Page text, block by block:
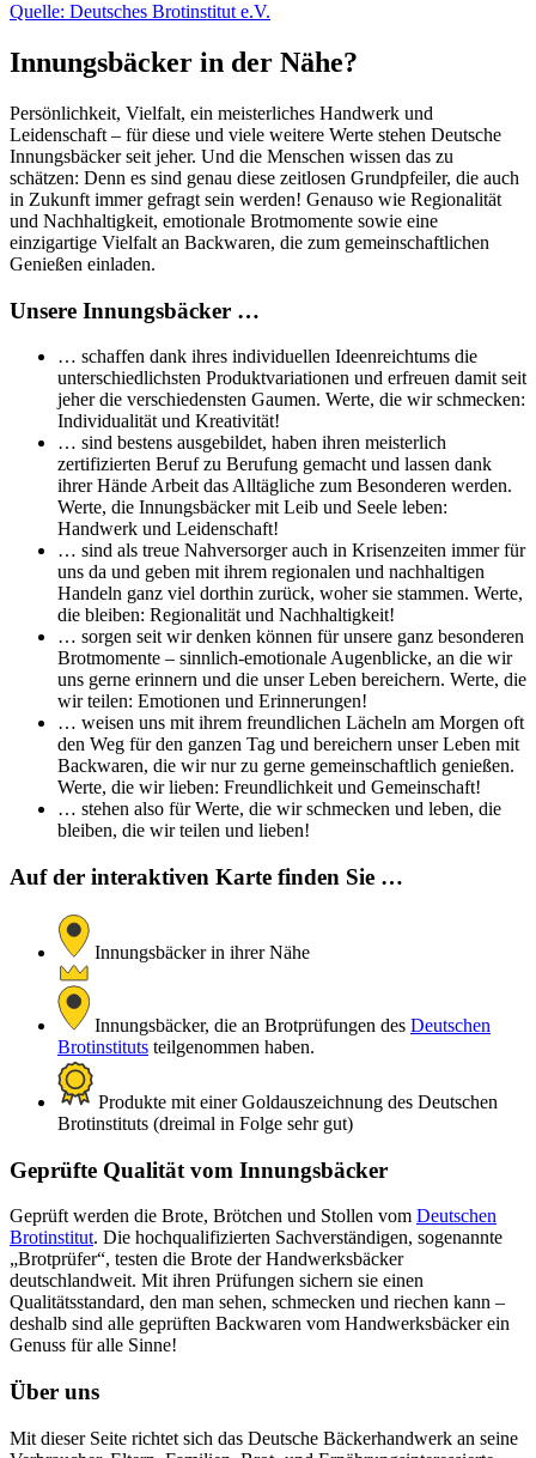
Quelle: Deutsches Brotinstitut e.V.
Innungsbäcker in der Nähe?
Persönlichkeit, Vielfalt, ein meisterliches Handwerk und
Leidenschaft – für diese und viele weitere Werte stehen Deutsche
Innungsbäcker seit jeher. Und die Menschen wissen das zu
schätzen: Denn es sind genau diese zeitlosen Grundpfeiler, die auch
in Zukunft immer gefragt sein werden! Genauso wie Regionalität
und Nachhaltigkeit, emotionale Brotmomente sowie eine
einzigartige Vielfalt an Backwaren, die zum gemeinschaftlichen
Genießen einladen.
Unsere Innungsbäcker …
… schaffen dank ihres individuellen Ideenreichtums die
unterschiedlichsten Produktvariationen und erfreuen damit seit
jeher die verschiedensten Gaumen. Werte, die wir schmecken:
Individualität und Kreativität!
… sind bestens ausgebildet, haben ihren meisterlich
zertifizierten Beruf zu Berufung gemacht und lassen dank
ihrer Hände Arbeit das Alltägliche zum Besonderen werden.
Werte, die Innungsbäcker mit Leib und Seele leben:
Handwerk und Leidenschaft!
… sind als treue Nahversorger auch in Krisenzeiten immer für
uns da und geben mit ihrem regionalen und nachhaltigen
Handeln ganz viel dorthin zurück, woher sie stammen. Werte,
die bleiben: Regionalität und Nachhaltigkeit!
… sorgen seit wir denken können für unsere ganz besonderen
Brotmomente – sinnlich-emotionale Augenblicke, an die wir
uns gerne erinnern und die unser Leben bereichern. Werte, die
wir teilen: Emotionen und Erinnerungen!
… weisen uns mit ihrem freundlichen Lächeln am Morgen oft
den Weg für den ganzen Tag und bereichern unser Leben mit
Backwaren, die wir nur zu gerne gemeinschaftlich genießen.
Werte, die wir lieben: Freundlichkeit und Gemeinschaft!
… stehen also für Werte, die wir schmecken und leben, die
bleiben, die wir teilen und lieben!
Auf der interaktiven Karte finden Sie …
Innungsbäcker in ihrer Nähe
Innungsbäcker, die an Brotprüfungen des Deutschen
Brotinstituts teilgenommen haben.
Produkte mit einer Goldauszeichnung des Deutschen
Brotinstituts (dreimal in Folge sehr gut)
Geprüfte Qualität vom Innungsbäcker
Geprüft werden die Brote, Brötchen und Stollen vom Deutschen
Brotinstitut. Die hochqualifizierten Sachverständigen, sogenannte
„Brotprüfer“, testen die Brote der Handwerksbäcker
deutschlandweit. Mit ihren Prüfungen sichern sie einen
Qualitätsstandard, den man sehen, schmecken und riechen kann –
deshalb sind alle geprüften Backwaren vom Handwerksbäcker ein
Genuss für alle Sinne!
Über uns
Mit dieser Seite richtet sich das Deutsche Bäckerhandwerk an seine